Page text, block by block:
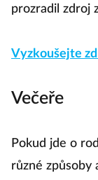
prozradil zdroj
Vyzkoušejte
Večeře
Pokud jde o
různé způsoby